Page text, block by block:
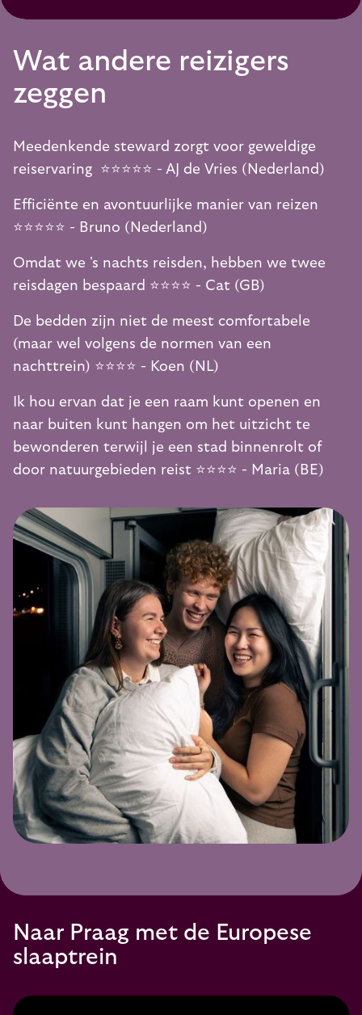
Wat andere reizigers
zeggen
Meedenkende steward zorgt voor geweldige
reiservaring ⭐️⭐️⭐️⭐️⭐️ - AJ de Vries (Nederland)
Efficiënte en avontuurlijke manier van reizen
⭐️⭐️⭐️⭐️⭐️ - Bruno (Nederland)
Omdat we 's nachts reisden, hebben we twee
reisdagen bespaard ⭐️⭐️⭐️⭐️ - Cat (GB)
De bedden zijn niet de meest comfortabele
(maar wel volgens de normen van een
nachttrein) ⭐️⭐️⭐️⭐️ - Koen (NL)
Ik hou ervan dat je een raam kunt openen en
naar buiten kunt hangen om het uitzicht te
bewonderen terwijl je een stad binnenrolt of
door natuurgebieden reist ⭐️⭐️⭐️⭐️ - Maria (BE)
Naar Praag met de Europese
slaaptrein